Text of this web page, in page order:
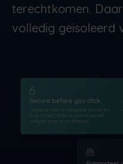
terechtkomen.
volledig geïsoleerd